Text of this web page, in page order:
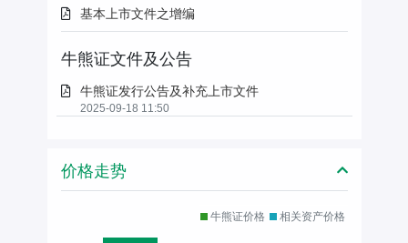
基本上市文件之增编
牛熊证文件及公告
牛熊证发行公告及补充上市文件
2025-09-18 11:50
价格走势
牛熊证价格 相关资产价格